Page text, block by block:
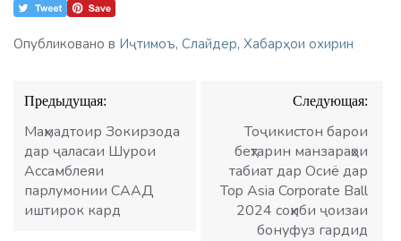
Опубликовано в Иҷтимоъ, Слайдер, Хабарҳои охирин
Навигация
по
записям
Предыдущая:
Маҳмадтоир Зокирзода
дар ҷаласаи Шурои
Ассамблеяи
парлумонии СААД
иштирок кард
Следующая:
Тоҷикистон барои
беҳтарин манзараҳои
табиат дар Осиё дар
Top Asia Corporate Ball
2024 соҳиби ҷоизаи
бонуфуз гардид